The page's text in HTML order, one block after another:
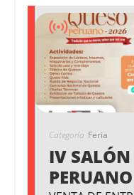
Categoría Feria
IV SALÓN